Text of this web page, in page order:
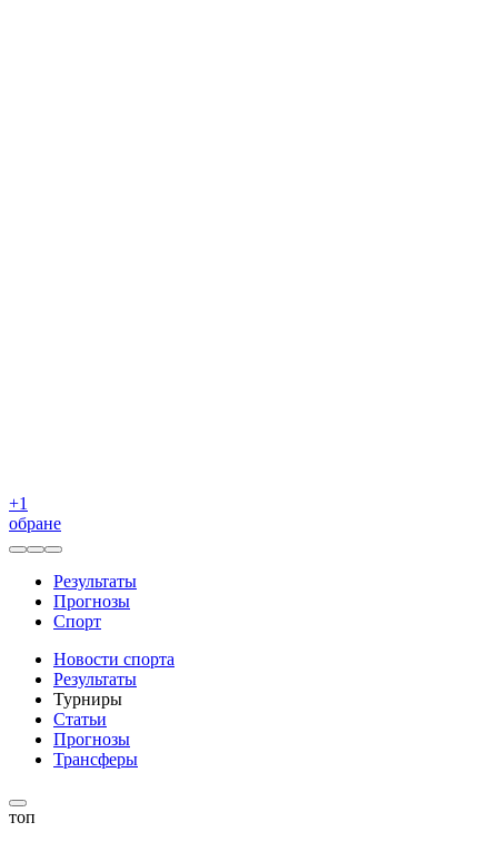
+1
обране
Результаты
Прогнозы
Спорт
Новости спорта
Результаты
Турниры
Статьи
Прогнозы
Трансферы
топ